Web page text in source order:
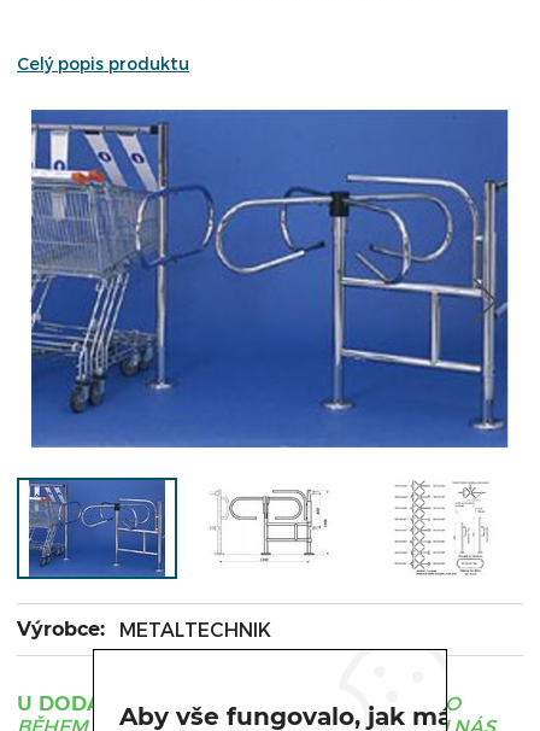
Celý popis produktu
Výrobce: METALTECHNIK
U DODAVATELE
ZBOŽÍ JE OBVYKLE DODÁNO
BĚHEM 3 - 21 DNÍ, PRO UPŘESNĚNÍ TERMÍNU NÁS
Aby vše fungovalo, jak má